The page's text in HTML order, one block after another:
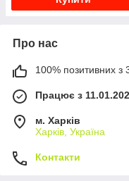
Про нас
100% позитивних з
Працює з
м. Харків
Харків, Україна
Контакти